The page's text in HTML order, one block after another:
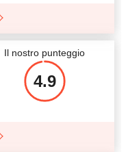
Il nostro punteggio
4.9